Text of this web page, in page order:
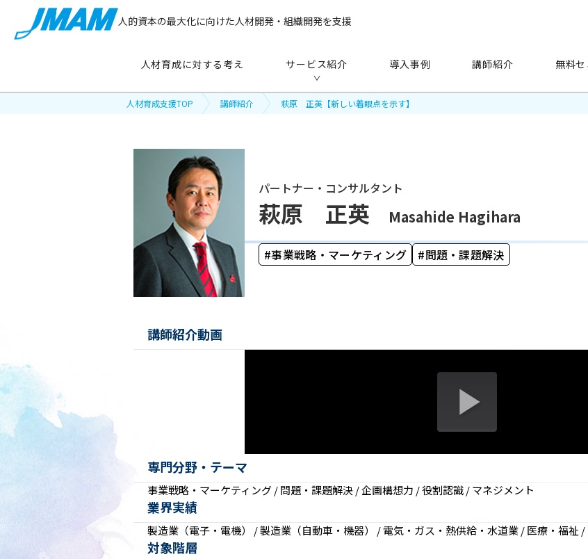
人的資本の最大化に向けた人材開発・組織開発を支援
人材育成に対する考え サービス紹介
サービス紹介
リーダーシップ開発
手法から探す
研修（講師派遣）
アセスメント
公開セミナー
越境学習
導入事例 講師紹介 無料
人材育成支援TOP 講師紹介 萩原 正英【新しい着眼点を示す】
パートナー・コンサルタント
萩原 正英 Masahide Hagihara
事業戦略・マーケティング 問題・課題解決
講師紹介動画
専門分野・テーマ
事業戦略・マーケティング / 問題・課題解決 / 企画構想力 / 役割認識 / マネジメント
業界実績
製造業（電子・電機） / 製造業（自動車・機器） / 電気・ガス・熱供給・水道業 / 医療・福祉 /
対象階層